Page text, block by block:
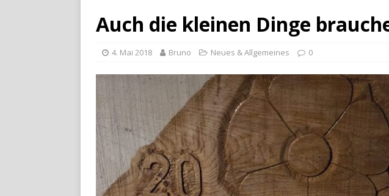
Auch die kleinen Dinge
4. Mai 2018 Bruno Neues & Allgemeines 0